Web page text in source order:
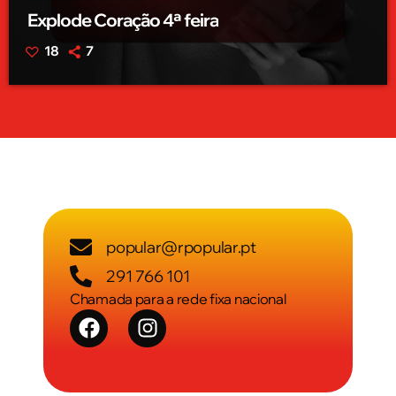
Explode Coração 4ª feira
18 7
popular@rpopular.pt
291 766 101
Chamada para a rede fixa nacional